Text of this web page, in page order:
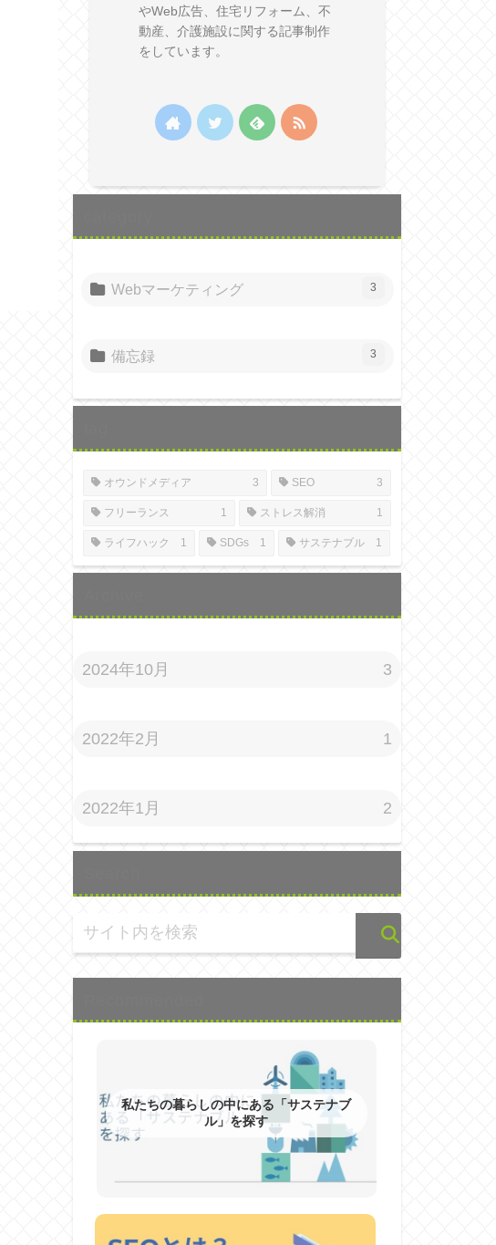
やWeb広告、住宅リフォーム、不
動産、介護施設に関する記事制作
をしています。
Webマーケティング 3
備忘録 3
オウンドメディア 3 SEO 3
フリーランス 1 ストレス解消 1
ライフハック 1 SDGs 1 サステナブル 1
2024年10月 3
2022年2月 1
2022年1月 2
私たちの暮らしの中にある「サステナブ
ル」を探す